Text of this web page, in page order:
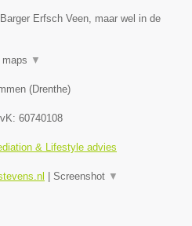
Erfsch Veen, maar wel in de
▼
(Drenthe)
60740108
& Lifestyle advies
| Screenshot ▼